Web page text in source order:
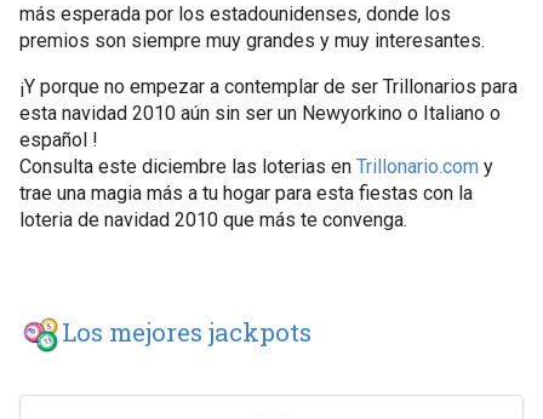
más esperada por los estadounidenses, donde los
premios son siempre muy grandes y muy interesantes.
¡Y porque no empezar a contemplar de ser Trillonarios para
esta navidad 2010 aún sin ser un Newyorkino o Italiano o
español !
Consulta este diciembre las loterias en Trillonario.com y
trae una magia más a tu hogar para esta fiestas con la
loteria de navidad 2010 que más te convenga.
Los mejores jackpots